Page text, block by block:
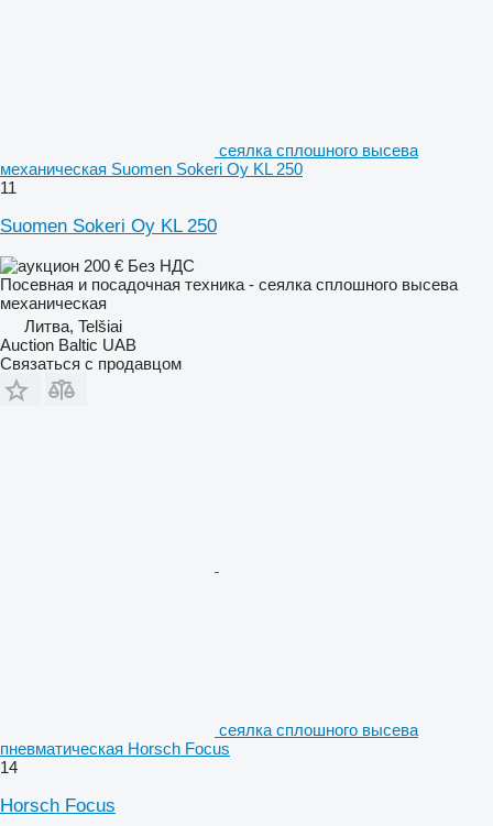
сеялка сплошного высева
механическая Suomen Sokeri Oy KL 250
11
Suomen Sokeri Oy KL 250
200 € Без НДС
Посевная и посадочная техника - сеялка сплошного высева
механическая
Литва, Telšiai
Auction Baltic UAB
Связаться с продавцом
сеялка сплошного высева
пневматическая Horsch Focus
14
Horsch Focus